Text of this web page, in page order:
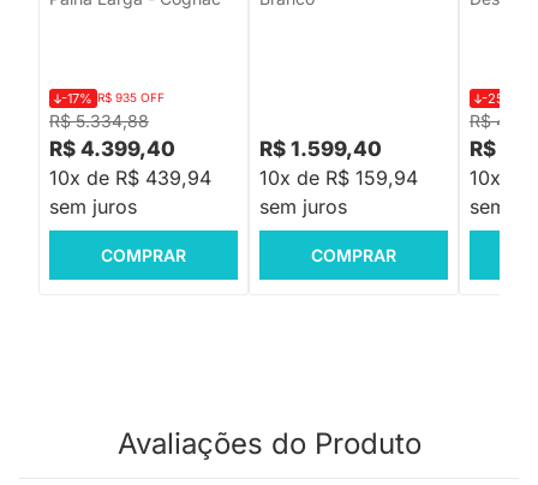
R$ 5.334,88
-17% R$ 935 OFF
R$ 4.399,40
10x de R$ 439,94
sem juros
COMPRAR
R$ 1.599,40
10x de R$ 159,94
sem juros
COMPRAR
R$
-25%
R$
10x de
sem
Avaliações do Produto